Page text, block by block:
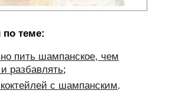
по теме:
пить шампанское, чем
разбавлять;
с шампанским.